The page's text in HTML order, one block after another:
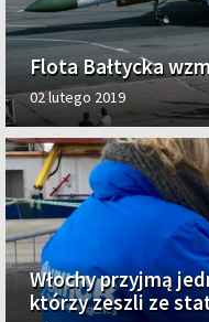
Flota Bałtycka
02 lutego 2019
Włochy przyjmą
którzy zeszli ze